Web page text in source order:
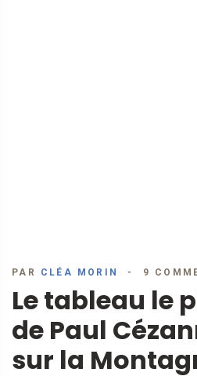
PAR CLÉA MORIN 9
Le tableau le
de Paul
sur la